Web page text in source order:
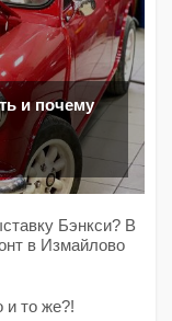
и почему
Бэнкси? В
в Измайлово
и то же?!